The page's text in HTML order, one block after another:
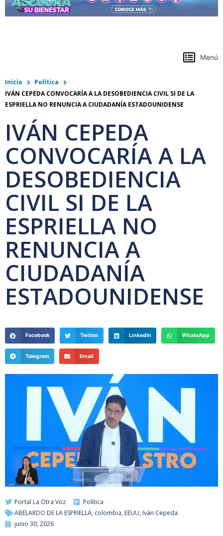
Menú
Inicio
Política
IVÁN CEPEDA CONVOCARÍA A LA DESOBEDIENCIA CIVIL SI DE LA
ESPRIELLA NO RENUNCIA A CIUDADANÍA ESTADOUNIDENSE
IVÁN CEPEDA
CONVOCARÍA A LA
DESOBEDIENCIA
CIVIL SI DE LA
ESPRIELLA NO
RENUNCIA A
CIUDADANÍA
ESTADOUNIDENSE
Facebook Twitter LinkedIn WhatsApp
Telegram Email
Portal La Otra Voz
Política
ABELARDO DE LA ESPRIELLA, colombia, EEUU, Iván Cepeda
junio 30, 2026